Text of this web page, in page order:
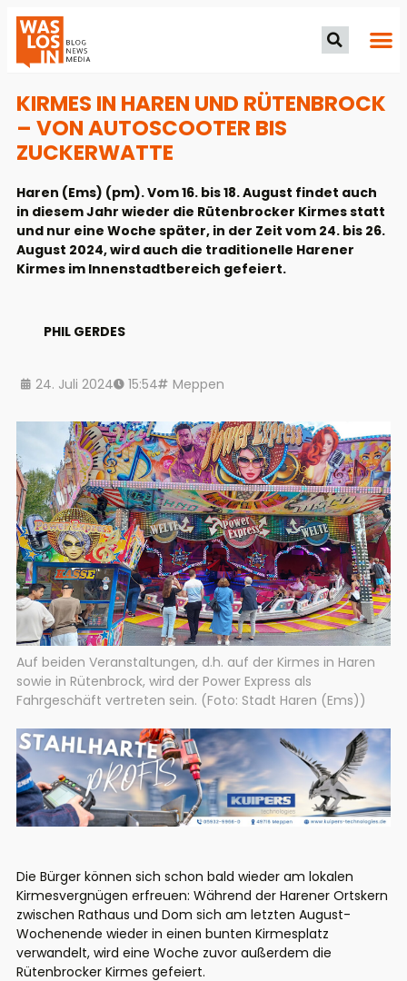
KIRMES IN HAREN UND RÜTENBROCK
– VON AUTOSCOOTER BIS
ZUCKERWATTE
Haren (Ems) (pm). Vom 16. bis 18. August findet auch
in diesem Jahr wieder die Rütenbrocker Kirmes statt
und nur eine Woche später, in der Zeit vom 24. bis 26.
August 2024, wird auch die traditionelle Harener
Kirmes im Innenstadtbereich gefeiert.
PHIL GERDES
24. Juli 2024 15:54 Meppen
Auf beiden Veranstaltungen, d.h. auf der Kirmes in Haren
sowie in Rütenbrock, wird der Power Express als
Fahrgeschäft vertreten sein. (Foto: Stadt Haren (Ems))
Die Bürger können sich schon bald wieder am lokalen
Kirmesvergnügen erfreuen: Während der Harener Ortskern
zwischen Rathaus und Dom sich am letzten August-
Wochenende wieder in einen bunten Kirmesplatz
verwandelt, wird eine Woche zuvor außerdem die
Rütenbrocker Kirmes gefeiert.